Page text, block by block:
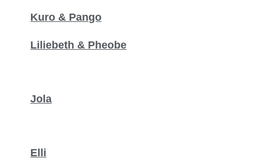
Kuro & Pango
Liliebeth & Pheobe
Jola
Elli